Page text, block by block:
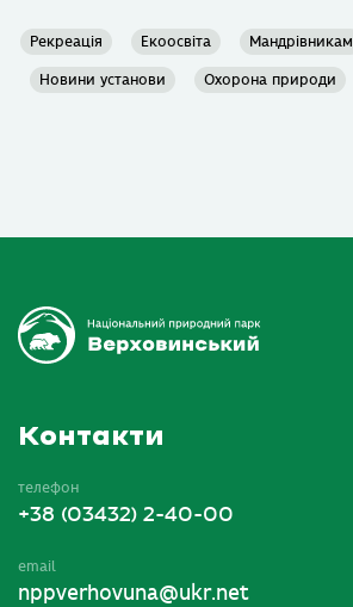
Рекреація Екоосвіта Мандрівникам
Новини установи Охорона природи
Контакти
телефон
+38 (03432) 2-40-00
email
nppverhovuna@ukr.net